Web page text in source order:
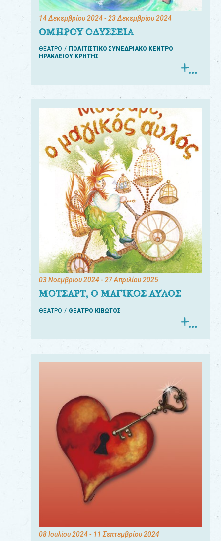
14 Δεκεμβρίου 2024- 23 Δεκεμβρίου 2024
ΟΜΗΡΟΥ ΟΔΥΣΣΕΙΑ
ΘΕΑΤΡΟ
ΠΟΛΙΤΙΣΤΙΚΟ ΣΥΝΕΔΡΙΑΚΟ ΚΕΝΤΡΟ
ΗΡΑΚΛΕΙΟΥ ΚΡΗΤΗΣ
03 Νοεμβρίου 2024- 27 Απριλίου 2025
ΜΟΤΣΑΡΤ, Ο ΜΑΓΙΚΟΣ ΑΥΛΟΣ
ΘΕΑΤΡΟ ΘΕΑΤΡΟ ΚΙΒΩΤΟΣ
08 Ιουλίου 2024- 11 Σεπτεμβρίου 2024